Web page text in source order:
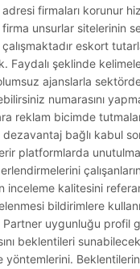
firmaları korunur
unsurlar sitelerinin
eskort
Faydalı şeklinde
ajanslarla
numarasını
reklam bicimde
bağlı kabul
platformlarda
inceleme kalitesini
bildirimlere
Partner uygunluğu profil
beklentileri sunabilecek
yöntemlerini.